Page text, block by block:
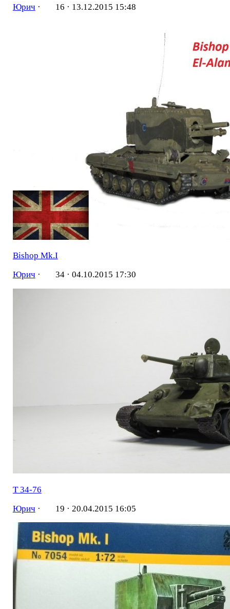
Юрич · 16 · 13.12.2015 15:48
Bishop Mk.I
Юрич · 34 · 04.10.2015 17:30
Т 34-76
Юрич · 19 · 20.04.2015 16:05